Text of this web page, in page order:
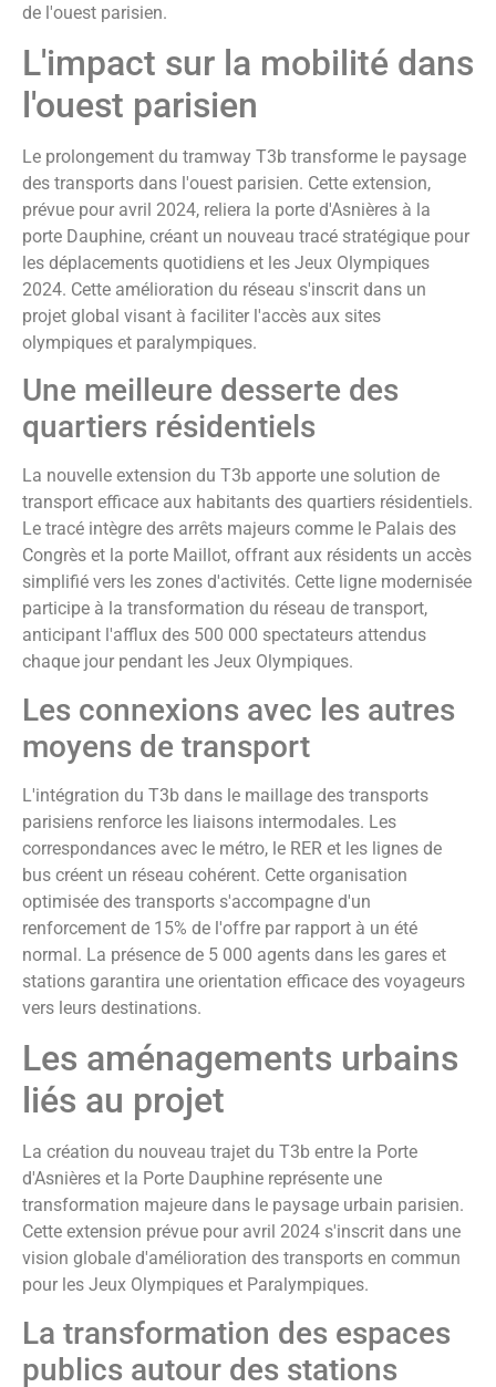
de l'ouest parisien.
L'impact sur la mobilité dans
l'ouest parisien
Le prolongement du tramway T3b transforme le paysage
des transports dans l'ouest parisien. Cette extension,
prévue pour avril 2024, reliera la porte d'Asnières à la
porte Dauphine, créant un nouveau tracé stratégique pour
les déplacements quotidiens et les Jeux Olympiques
2024. Cette amélioration du réseau s'inscrit dans un
projet global visant à faciliter l'accès aux sites
olympiques et paralympiques.
Une meilleure desserte des
quartiers résidentiels
La nouvelle extension du T3b apporte une solution de
transport efficace aux habitants des quartiers résidentiels.
Le tracé intègre des arrêts majeurs comme le Palais des
Congrès et la porte Maillot, offrant aux résidents un accès
simplifié vers les zones d'activités. Cette ligne modernisée
participe à la transformation du réseau de transport,
anticipant l'afflux des 500 000 spectateurs attendus
chaque jour pendant les Jeux Olympiques.
Les connexions avec les autres
moyens de transport
L'intégration du T3b dans le maillage des transports
parisiens renforce les liaisons intermodales. Les
correspondances avec le métro, le RER et les lignes de
bus créent un réseau cohérent. Cette organisation
optimisée des transports s'accompagne d'un
renforcement de 15% de l'offre par rapport à un été
normal. La présence de 5 000 agents dans les gares et
stations garantira une orientation efficace des voyageurs
vers leurs destinations.
Les aménagements urbains
liés au projet
La création du nouveau trajet du T3b entre la Porte
d'Asnières et la Porte Dauphine représente une
transformation majeure dans le paysage urbain parisien.
Cette extension prévue pour avril 2024 s'inscrit dans une
vision globale d'amélioration des transports en commun
pour les Jeux Olympiques et Paralympiques.
La transformation des espaces
publics autour des stations